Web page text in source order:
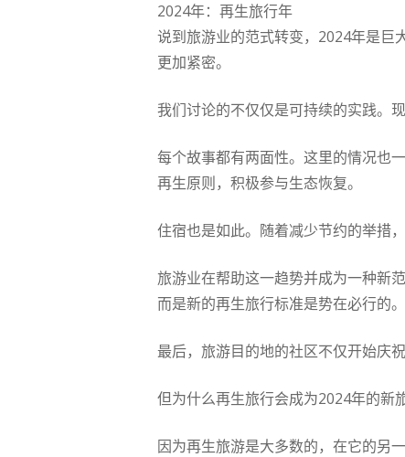
2024年：再生旅行年
说到旅游业的范式转变，2024年是巨
更加紧密。
我们讨论的不仅仅是可持续的实践。
每个故事都有两面性。这里的情况也
再生原则，积极参与生态恢复。
住宿也是如此。随着减少节约的举措
旅游业在帮助这一趋势并成为一种新
而是新的再生旅行标准是势在必行的。
最后，旅游目的地的社区不仅开始庆
但为什么再生旅行会成为2024年的新
因为再生旅游是大多数的，在它的另